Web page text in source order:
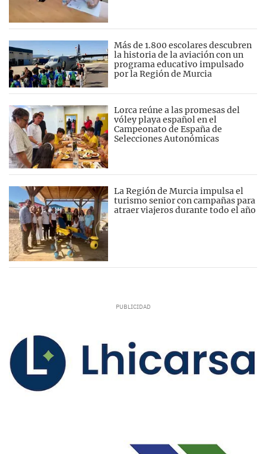
Más de 1.800 escolares descubren
la historia de la aviación con un
programa educativo impulsado
por la Región de Murcia
Lorca reúne a las promesas del
vóley playa español en el
Campeonato de España de
Selecciones Autonómicas
La Región de Murcia impulsa el
turismo senior con campañas para
atraer viajeros durante todo el año